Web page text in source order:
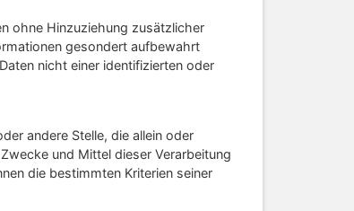
ohne Hinzuziehung zusätzlicher
gesondert aufbewahrt
nicht einer identifizierten oder
andere Stelle, die allein oder
und Mittel dieser Verarbeitung
die bestimmten Kriterien seiner